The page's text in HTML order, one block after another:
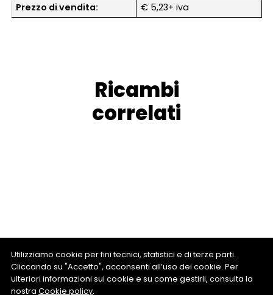
Prezzo di vendita: € 5,23+ iva
Ricambi
correlati
Utilizziamo cookie per fini tecnici, statistici e di terze parti.
Cliccando su "Accetto", acconsenti all’uso dei cookie. Per
ulteriori informazioni sui cookie e su come gestirli, consulta la
nostra Cookie policy.